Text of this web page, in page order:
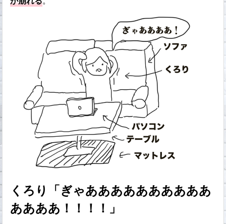
くろり「ぎゃああああああああああ
ああああ！！！！」